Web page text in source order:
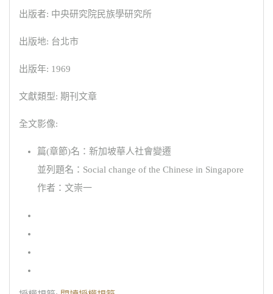
出版者: 中央研究院民族學研究所
出版地: 台北市
出版年: 1969
文獻類型: 期刊文章
全文影像:
篇(章節)名：新加坡華人社會變遷
並列題名：Social change of the Chinese in Singapore
作者：文崇一